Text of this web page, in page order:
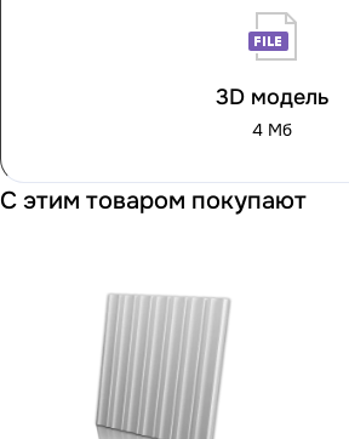
3D модель
4 Мб
С этим товаром покупают